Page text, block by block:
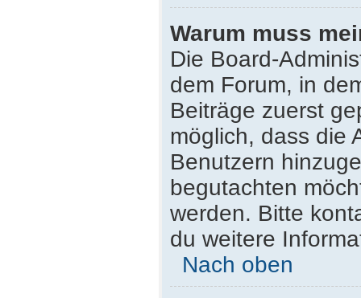
Warum muss
Die Board-
dem Forum, in
Beiträge zuerst
möglich, dass die
Benutzern
begutachten
werden. Bitte
du weitere
Nach oben